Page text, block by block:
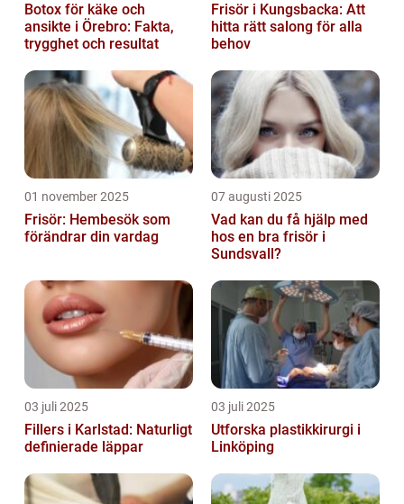
Botox för käke och
ansikte i Örebro: Fakta,
trygghet och resultat
Frisör i Kungsbacka: Att
hitta rätt salong för alla
behov
01 november 2025
Frisör: Hembesök som
förändrar din vardag
07 augusti 2025
Vad kan du få hjälp med
hos en bra frisör i
Sundsvall?
03 juli 2025
Fillers i Karlstad: Naturligt
definierade läppar
03 juli 2025
Utforska plastikkirurgi i
Linköping